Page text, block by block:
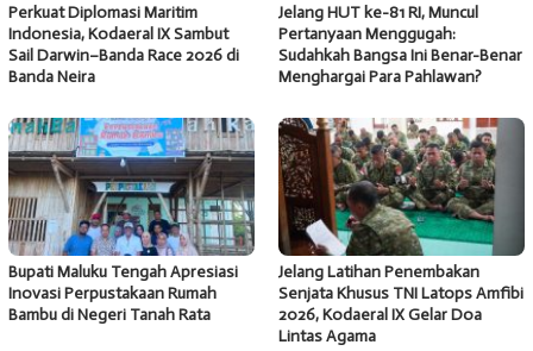
Perkuat Diplomasi Maritim
Indonesia, Kodaeral IX Sambut
Sail Darwin–Banda Race 2026 di
Banda Neira
Jelang HUT ke-81 RI, Muncul
Pertanyaan Menggugah:
Sudahkah Bangsa Ini Benar-Benar
Menghargai Para Pahlawan?
Bupati Maluku Tengah Apresiasi
Inovasi Perpustakaan Rumah
Bambu di Negeri Tanah Rata
Jelang Latihan Penembakan
Senjata Khusus TNI Latops Amfibi
2026, Kodaeral IX Gelar Doa
Lintas Agama